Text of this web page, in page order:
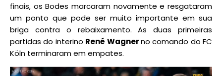
finais, os Bodes marcaram novamente e resgataram
um ponto que pode ser muito importante em sua
briga contra o rebaixamento. As duas primeiras
partidas do interino René Wagnerno comando do FC
Köln terminaram em empates.